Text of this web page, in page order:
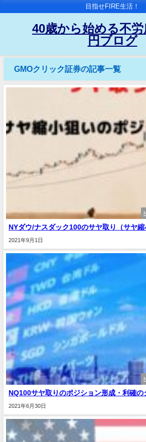
目指せFIRE生活！
40歳から始める不労
円ブログ
GMOクリック証券の記事一覧
NYダウ/ナスダック100のサヤ取り（サヤ縮
2021年9月1日
NQ100サヤ取りのポジション形成・利確の
2021年6月30日